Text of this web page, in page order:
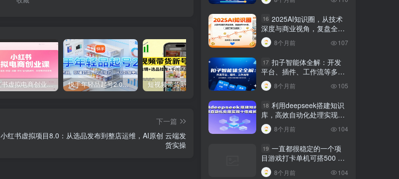
小红书虚拟电商创业课，系统拆解选品-内容-流量-变现，实现零成本变现 快手年轻品起号2.0：养号选品，剪辑封面，投流技巧，从0到爆单全流程 短视频带货新号起号变现课：引流剪辑 选品挂车 千川测品 自然流，快速起量 24小时广告全自动挂机 单机单日500 可矩阵式放大 无需人工看守 新手小白轻松玩转
下一篇
小红书虚拟项目8.0：从选品发布到整店运维，AI原创 云端发
货实操
16 2025AI知识圈，从技术
深度与商业视角，复盘全年
AI大事，全面了解行业趋势
8个月前 107
17 扣子智能体全解：开发
平台、插件、工作流等多方
面概念、应用及功能讲解与
发布内容
8个月前 105
18 利用deepseek搭建知识
库，高效自动化处理实现十
倍成长！
8个月前 104
19 一直都很稳定的一个项
目游戏打卡单机可搭500 ，
新手小白轻松上手
8个月前 104